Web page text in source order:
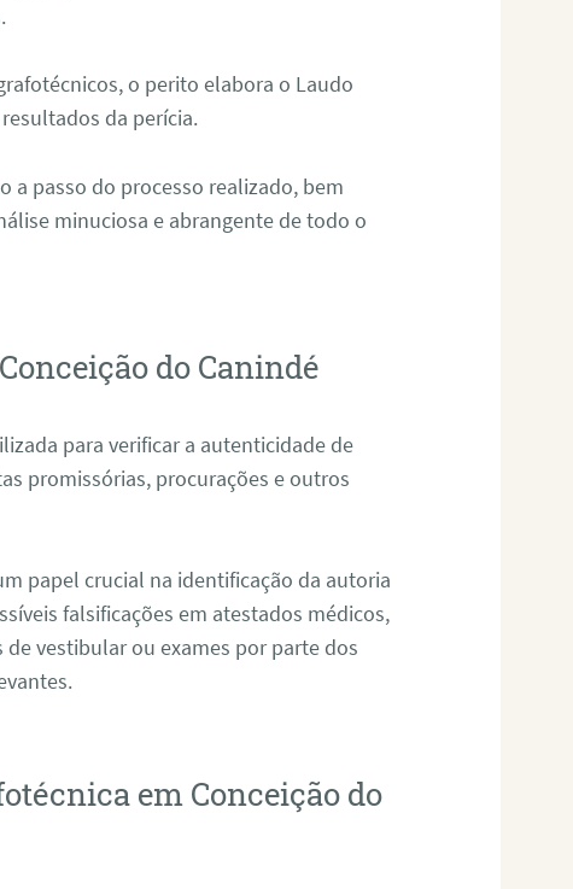
o perito elabora o Laudo
da perícia.
a passo do processo realizado, bem
minuciosa e abrangente de todo o
do Canindé
para verificar a autenticidade de
promissórias, procurações e outros
papel crucial na identificação da autoria
falsificações em atestados médicos,
vestibular ou exames por parte dos
em Conceição do